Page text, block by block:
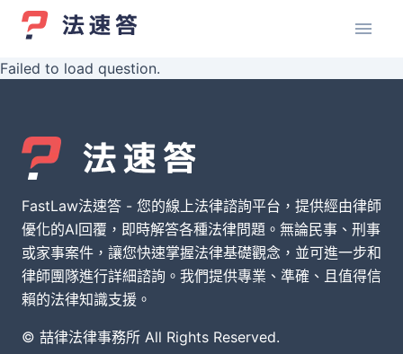
Failed to load question.
FastLaw法速答 - 您的線上法律諮詢平台，提供經由律師
優化的AI回覆，即時解答各種法律問題。無論民事、刑事
或家事案件，讓您快速掌握法律基礎觀念，並可進一步和
律師團隊進行詳細諮詢。我們提供專業、準確、且值得信
賴的法律知識支援。
© 喆律法律事務所 All Rights Reserved.